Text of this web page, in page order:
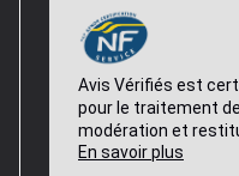
Avis Vérifiés est
pour le traitement
modération et
En savoir plus